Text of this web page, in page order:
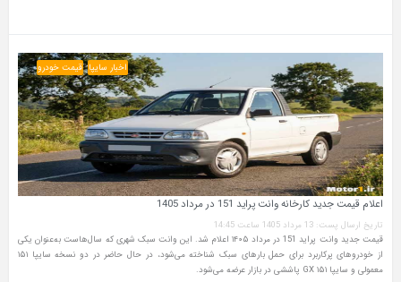
اخبار سایپا قیمت خودرو
اعلام قیمت جدید کارخانه وانت پراید 151 در مرداد 1405
تاریخ ارسال پست: 13 مرداد 1405 ساعت 14:45
قیمت جدید وانت پراید 151 در مرداد ۱۴۰۵ اعلام شد. این وانت سبک شهری که سال‌هاست به‌عنوان یکی
از خودروهای پرکاربرد برای حمل بارهای سبک شناخته می‌شود، در حال حاضر در دو نسخه سایپا ۱۵۱
معمولی و سایپا ۱۵۱ GX پاششی در بازار عرضه می‌شود.